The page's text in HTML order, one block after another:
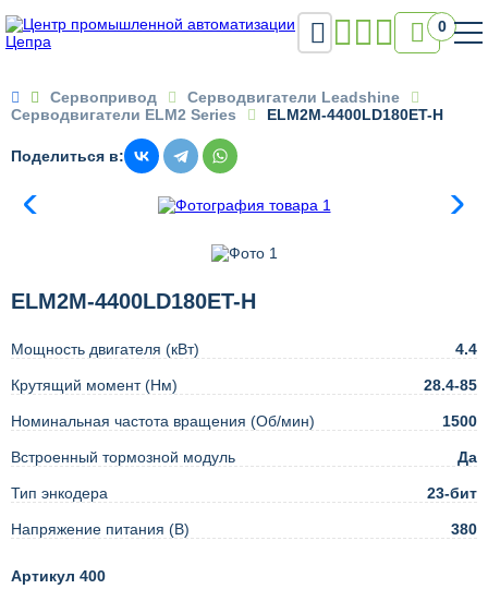
 0
 Сервопривод
Серводвигатели Leadshine
Серводвигатели ELM2 Series
ELM2M-4400LD180ET-H
Поделиться в:
ELM2M-4400LD180ET-H
Мощность двигателя (кВт) 4.4
Крутящий момент (Нм) 28.4-85
Номинальная частота вращения (Об/мин) 1500
Встроенный тормозной модуль Да
Тип энкодера 23-бит
Напряжение питания (В) 380
Артикул 400